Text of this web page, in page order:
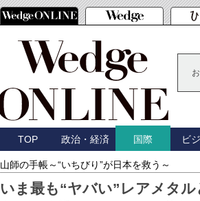
TOP 政治・経済 国際 ビ
山師の手帳～“いちびり”が日本を救う～
いま最も“ヤバい”レアメタル